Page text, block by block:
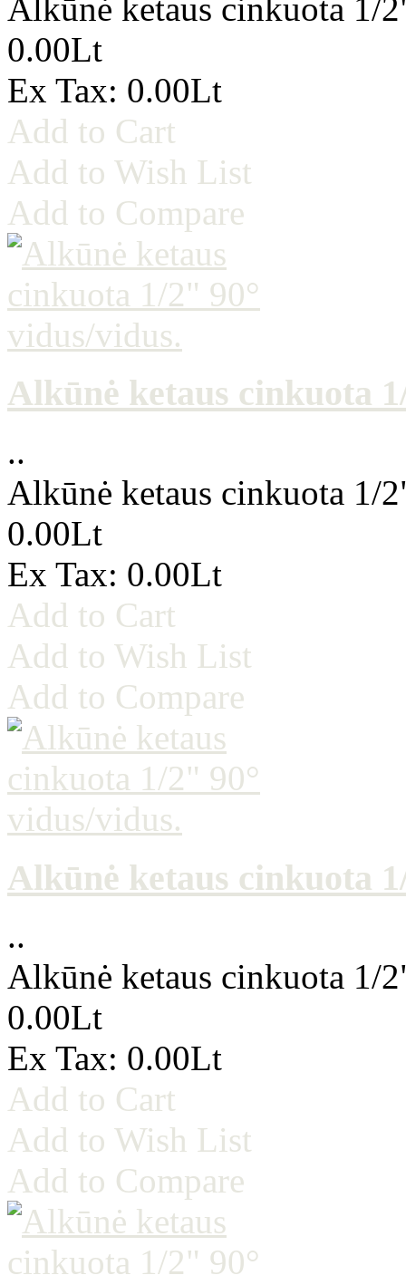
Alkūnė ketaus cinkuota 1/
0.00Lt
Ex Tax: 0.00Lt
Add to Cart
Add to Wish List
Add to Compare
Alkūnė ketaus cinkuota
..
Alkūnė ketaus cinkuota 1/
0.00Lt
Ex Tax: 0.00Lt
Add to Cart
Add to Wish List
Add to Compare
Alkūnė ketaus cinkuota
..
Alkūnė ketaus cinkuota 1/
0.00Lt
Ex Tax: 0.00Lt
Add to Cart
Add to Wish List
Add to Compare